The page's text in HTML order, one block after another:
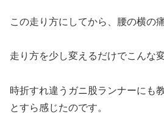
この走り方にしてから、腰の横の
走り方を少し変えるだけでこんな
時折すれ違うガニ股ランナーにも
とすら感じたのです。